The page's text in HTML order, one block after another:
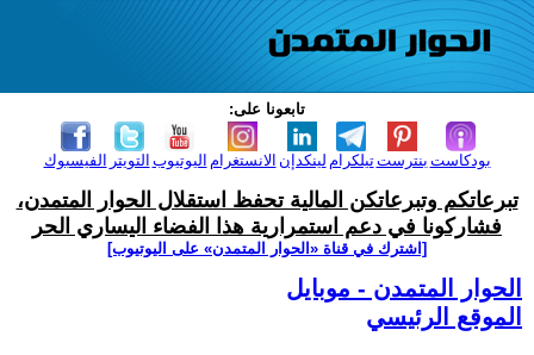
تابعونا على:
الفيسبوك التويتر اليوتيوب الانستغرام لينكدإن تيلكرامبنترست بودكاست
تبرعاتكم وتبرعاتكن المالية تحفظ استقلال الحوار المتمدن،
فشاركونا في دعم استمرارية هذا الفضاء اليساري الحر
[اشترك في قناة ‫«الحوار المتمدن» على اليوتيوب]
الحوار المتمدن - موبايل
الموقع الرئيسي